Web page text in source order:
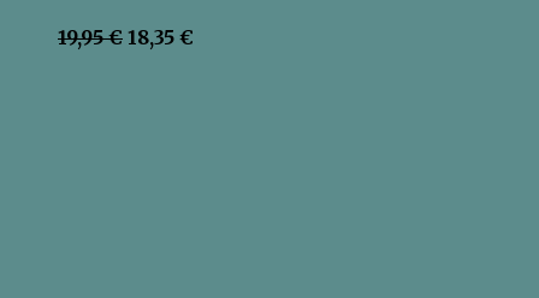
19,95€ Pôvodná
18,35 €